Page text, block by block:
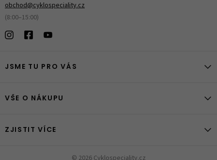
obchod@cyklospeciality.cz
(8:00–15:00)
JSME TU PRO VÁS
VŠE O NÁKUPU
ZJISTIT VÍCE